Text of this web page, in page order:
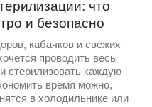
что
и безопасно
кабачков и свежих
проводить весь
стерилизовать каждую
время можно,
в холодильнике или